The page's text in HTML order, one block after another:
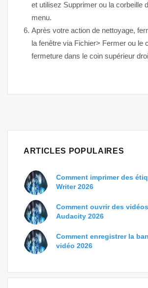
et utilisez Supprimer ou la corbeille
menu.
Après votre action de nettoyage,
la fenêtre via Fichier> Fermer ou le
fermeture dans le coin supérieur
ARTICLES POPULAIRES
Comment imprimer des
Writer 2026
Comment ouvrir des
Audacity 2026
Comment enregistrer la
vidéo 2026